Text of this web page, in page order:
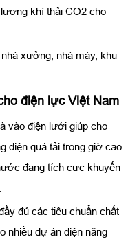
khí thải CO2 cho
điện lực Việt Nam
vào điện lưới giúp cho
điện quá tải trong giờ cao
đang tích cực khuyến
đủ các tiêu chuẩn chất
nhiều dự án điện năng